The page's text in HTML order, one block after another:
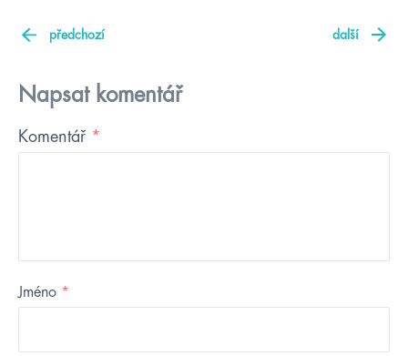
předchozí další
Napsat komentář
Komentář *
Jméno *